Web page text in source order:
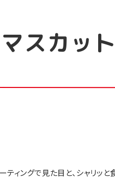
スカッ
ティングで見た目と、シャリッ